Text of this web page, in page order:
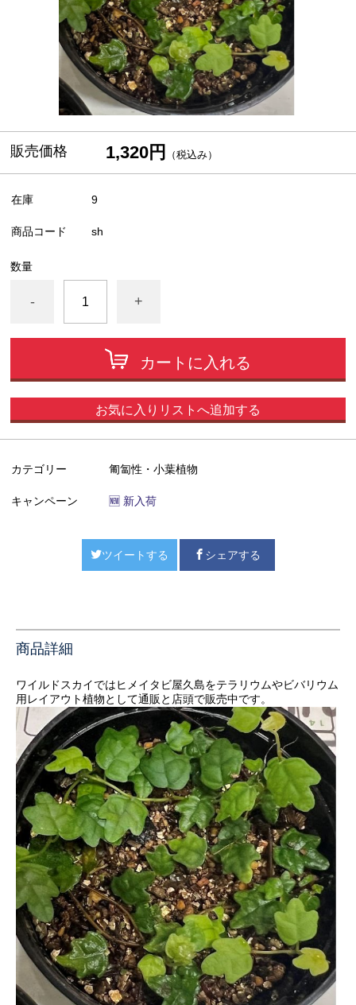
販売価格 1,320円 （税込み）
在庫 9
商品コード sh
数量
- +
カートに入れる
お気に入りリストへ追加する
カテゴリー 匍匐性・小葉植物
キャンペーン 🆕 新入荷
ツイートする シェアする
商品詳細
ワイルドスカイではヒメイタビ屋久島をテラリウムやビバリウム
用レイアウト植物として通販と店頭で販売中です。